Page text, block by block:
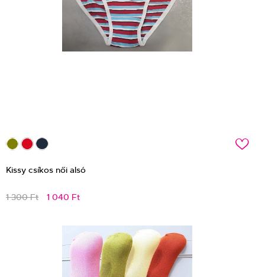
c
Kissy csíkos női alsó
1 300 Ft 1 040 Ft